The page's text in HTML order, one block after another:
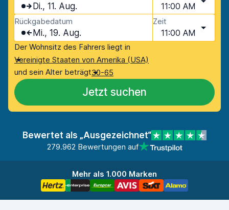
Di., 11. Aug. 11:00 AM
Rückgabedatum
Mi., 19. Aug.
Zeit
11:00 AM
Der Wohnsitz des Fahrers liegt in
Vereinigte Staaten von Amerika (USA)
und sein Alter beträgt30-65
Jetzt suchen
Bewertet als „Ausgezeichnet“
279.962 Bewertungen auf
Mehr als 1.000 Marken